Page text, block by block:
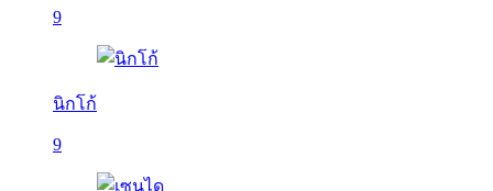
9
นิกโก้
9